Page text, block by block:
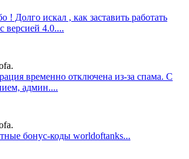
! Долго искал , как заставить работать
версией 4.0....
временно отключена из-за спама. С
админ....
бонус-коды worldoftanks...